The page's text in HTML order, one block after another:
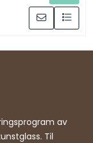
av
Til